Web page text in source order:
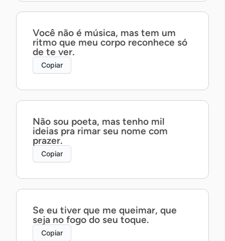
Você não é música, mas tem um
ritmo que meu corpo reconhece só
de te ver.
Copiar
Não sou poeta, mas tenho mil
ideias pra rimar seu nome com
prazer.
Copiar
Se eu tiver que me queimar, que
seja no fogo do seu toque.
Copiar